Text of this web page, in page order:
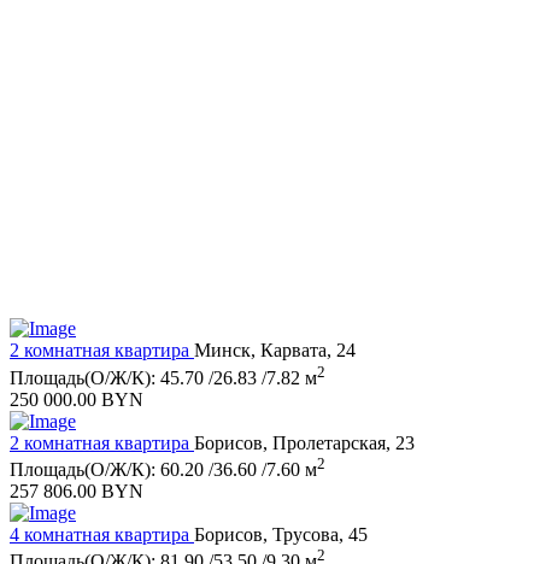
2 комнатная квартира Минск, Карвата, 24
Площадь(О/Ж/К): 45.70 /26.83 /7.82 м2
250 000.00 BYN
2 комнатная квартира Борисов, Пролетарская, 23
Площадь(О/Ж/К): 60.20 /36.60 /7.60 м2
257 806.00 BYN
4 комнатная квартира Борисов, Трусова, 45
2